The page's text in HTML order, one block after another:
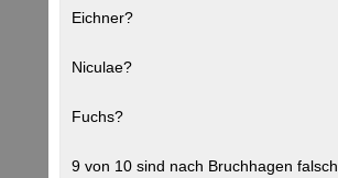
Eichner?
Niculae?
Fuchs?
9 von 10 sind nach Bruchhagen falsch.